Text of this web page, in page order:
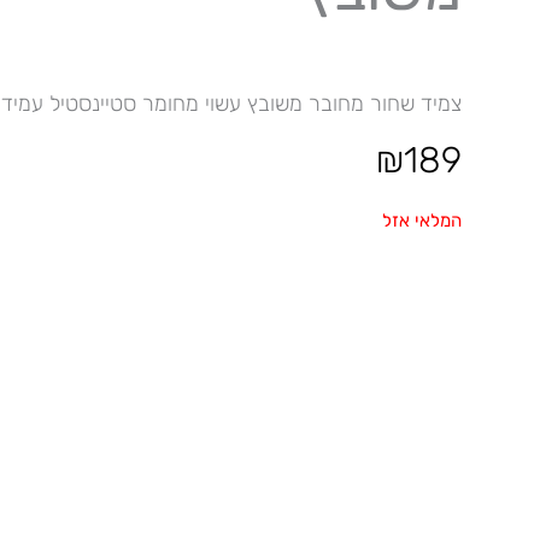
צמיד שחור מחובר משובץ עשוי מחומר סטיינסטיל
₪189
המלאי אזל